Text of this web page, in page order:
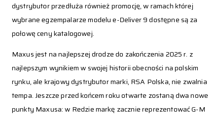
dystrybutor przedłuża również promocję, w ramach której
wybrane egzempalarze modelu e-Deliver 9 dostępne są za
połowę ceny katalogowej.
Maxus jest na najlepszej drodze do zakończenia 2025 r. z
najlepszym wynikiem w swojej historii obecności na polskim
rynku, ale krajowy dystrybutor marki, RSA Polska, nie zwalnia
tempa. Jeszcze przed końcem roku otwarte zostaną dwa nowe
punkty Maxusa: w Redzie markę zacznie reprezentować G-M